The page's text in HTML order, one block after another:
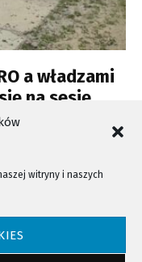
witryny i naszych
a władzami
na sesję
prawa zastrzeżone!